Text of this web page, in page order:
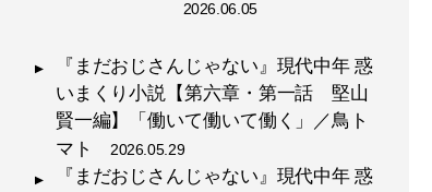
2026.06.05
『まだおじさんじゃない』現代中年 惑
いまくり小説【第六章・第一話 堅山
賢一編】「働いて働いて働く」／鳥ト
マト
2026.05.29
『まだおじさんじゃない』現代中年 惑